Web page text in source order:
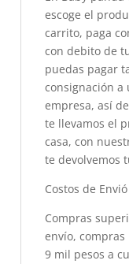
escoge el
carrito, paga
con debito de
puedas pagar
consignación a
empresa, así
te llevamos el
casa, con
te devolvemos
Costos de Envió
Compras
envío,
9 mil pesos a